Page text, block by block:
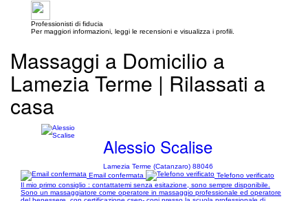
Professionisti di fiducia
Per maggiori informazioni, leggi le recensioni e visualizza i profili.
Massaggi a Domicilio a
Lamezia Terme | Rilassati a
casa
Alessio Scalise
Lamezia Terme (Catanzaro) 88046
Email confermata
Telefono verificato
Il mio primo consiglio : contattatemi senza esitazione, sono sempre disponibile.
Sono un massaggiatore come operatore in massaggio professionale ed operatore